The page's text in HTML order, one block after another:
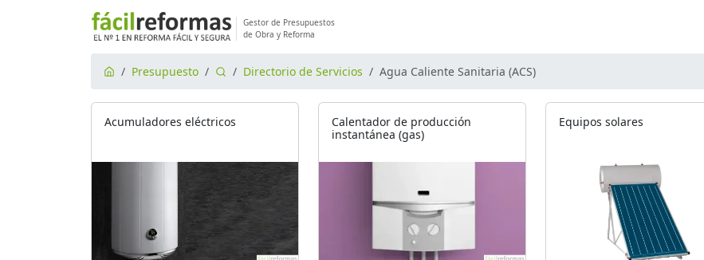
Gestor de Presupuestos
de Obra y Reforma
Presupuesto Directorio de Servicios Agua Caliente Sanitaria (ACS)
Acumuladores eléctricos
Calentador de producción
instantánea (gas)
Equipos solares